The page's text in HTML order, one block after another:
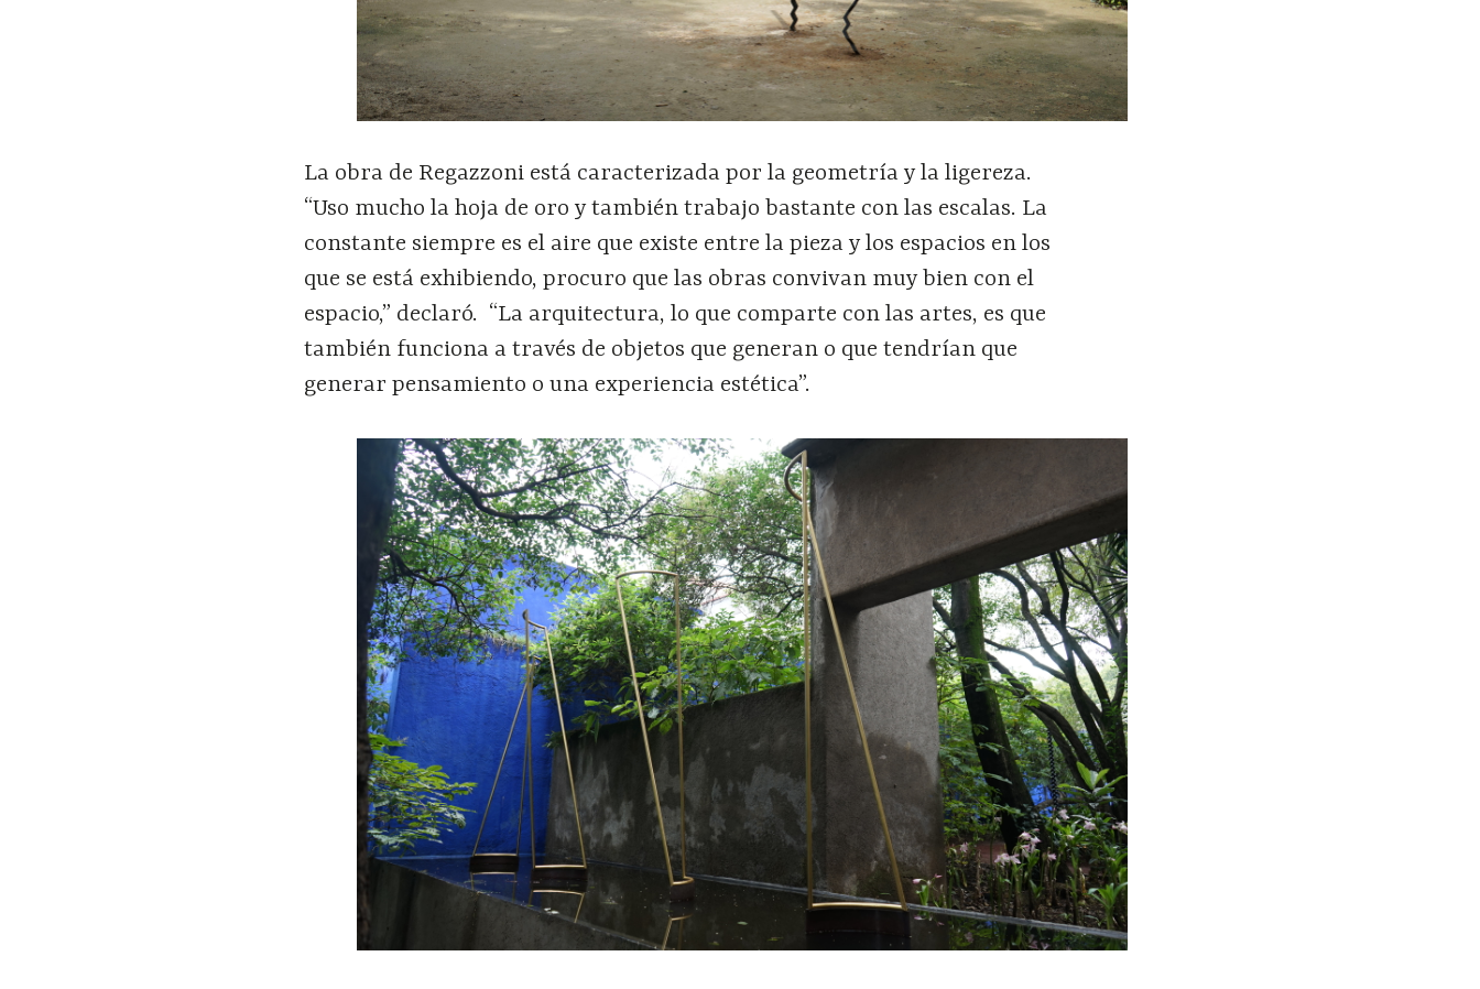
La obra de Regazzoni está caracterizada por la geometría y la ligereza.
“Uso mucho la hoja de oro y también trabajo bastante con las escalas. La
constante siempre es el aire que existe entre la pieza y los espacios en los
que se está exhibiendo, procuro que las obras convivan muy bien con el
espacio,” declaró. “La arquitectura, lo que comparte con las artes, es que
también funciona a través de objetos que generan o que tendrían que
generar pensamiento o una experiencia estética”.